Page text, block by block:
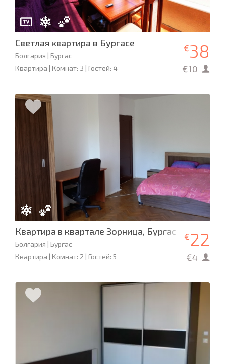
Светлая квартира в Бургасе
Болгария | Бургас
Квартира | Комнат: 3 | Гостей: 4
€38
€10
Квартира в квартале Зорница, Бургас
Болгария | Бургас
Квартира | Комнат: 2 | Гостей: 5
€22
€4